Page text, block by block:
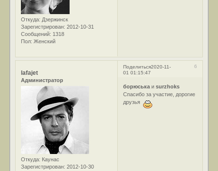
Откуда: Дзержинск
Зарегистрирован: 2012-10-31
Сообщений: 1318
Пол: Женский
Поделиться 6
2020-11-
01 01:15:47
lafajet
Администратор
Откуда: Каунас
Зарегистрирован: 2012-10-30
борюська иsurzhoks
Спасибо за участие, дорогие
друзья